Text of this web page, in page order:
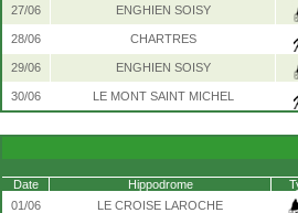
27/06 ENGHIEN SOISY
28/06 CHARTRES
29/06 ENGHIEN SOISY
30/06 LE MONT SAINT MICHEL
Date Hippodrome
01/06
LE CROISE LAROCHE